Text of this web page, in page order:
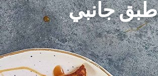
طبق جانبي